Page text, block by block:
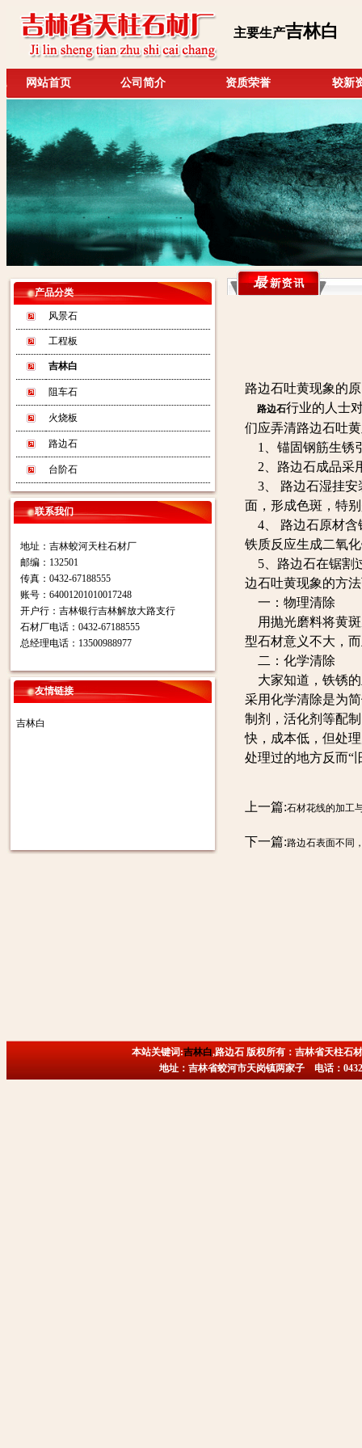
主要生产吉林白
网站首页 公司简介 资质荣誉 较新
产品分类
风景石
工程板
吉林白
阻车石
火烧板
路边石
台阶石
联系我们
地址：吉林蛟河天柱石材厂
邮编：132501
传真：0432-67188555
账号：64001201010017248
开户行：吉林银行吉林解放大路支行
石材厂电话：0432-67188555
总经理电话：13500988977
友情链接
吉林白
路边石吐黄现象的
路边石行业的人士
们应弄清路边石吐
1、锚固钢筋生锈
2、路边石成品采
3、 路边石湿挂安
面，形成色斑，特
4、 路边石原材含
铁质反应生成二氧
5、路边石在锯割
边石吐黄现象的方
一：物理清除
用抛光磨料将黄斑
型石材意义不大，
二：化学清除
大家知道，铁锈的
采用化学清除是为
制剂，活化剂等配
快，成本低，但处
处理过的地方反而“
上一篇:石材花线的加工
下一篇:路边石表面不同
本站关键词:吉林白,路边石 版权所有：吉林省天柱石
地址：吉林省蛟河市天岗镇两家子 电话：